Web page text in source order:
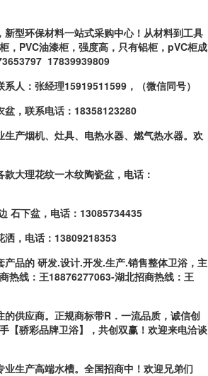
新型环保材料一站式采购中心！从材料到工具
，PVC油漆柜，强度高，只有铝柜，pVC柜成
17839939809
系人：张经理15919511599，（微信同号）
盆，联系电话：18358123280
生产烟机、灶具、电热水器、燃气热水器。欢
款大理花纹一木纹陶瓷盆，电话：
石下盆，电话：13085734435
洒，电话：13809218353
产品的研发.设计.开发.生产.销售整体卫浴，主
热线：王18876277063-湖北招商热线 ：王
的供应商。正规商标带R．一流品质，诚信创
【骄彩品牌卫浴】，共创双赢 ！欢迎来电洽谈
业生产高端水槽。全国招商中！欢迎兄弟们